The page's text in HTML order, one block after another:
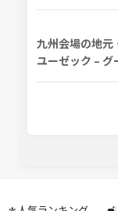
九州会場の地元
ユーゼック –